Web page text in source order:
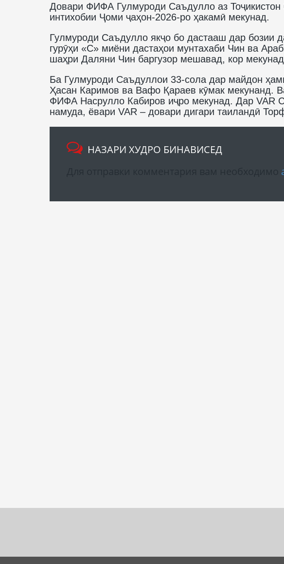
Довари ФИФА Гулмуроди Саъдулло аз
интихобии Ҷоми ҷаҳон-2026-ро ҳакамӣ мекунад.
Гулмуроди Саъдулло якҷо бо дастааш дар бозии
гурӯҳи «С» миёни дастаҳои мунтахаби Чин ва
шаҳри Даляни Чин баргузор мешавад, кор
Ба Гулмуроди Саъдуллои 33-сола дар майдон
Ҳасан Каримов ва Вафо Қараев кӯмак мекунанд.
ФИФА Насрулло Кабиров иҷро мекунад. Дар VAR
намуда, ёвари VAR – довари дигари таиландӣ
НАЗАРИ ХУДРО БИНАВИСЕД